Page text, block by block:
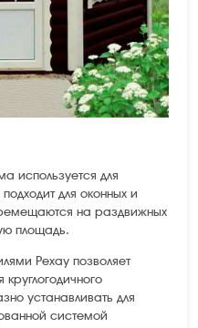
используется для
для оконных и
на раздвижных
площадь.
Рехау позволяет
устанавливать для
системой